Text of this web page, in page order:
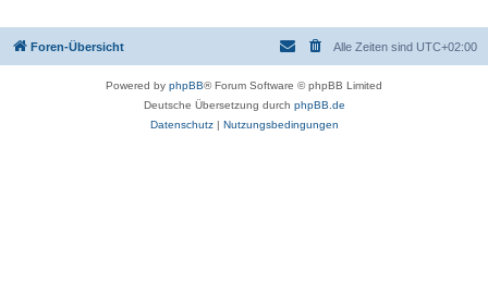
Foren-Übersicht Alle Zeiten sind UTC+02:00
Powered by phpBB® Forum Software © phpBB Limited
Deutsche Übersetzung durch phpBB.de
Datenschutz| Nutzungsbedingungen